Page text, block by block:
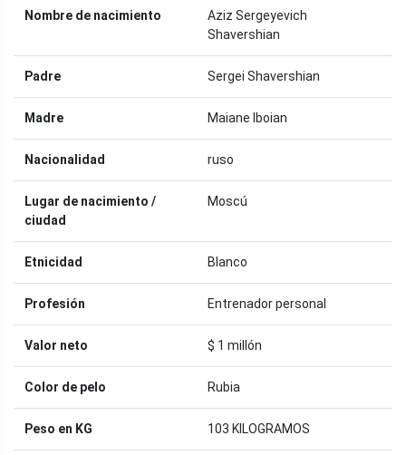
Nombre de nacimiento
Aziz Sergeyevich
Shavershian
Padre Sergei Shavershian
Madre Maiane Iboian
Nacionalidad ruso
Lugar de nacimiento /
ciudad
Moscú
Etnicidad Blanco
Profesión Entrenador personal
Valor neto $ 1 millón
Color de pelo Rubia
Peso en KG 103 KILOGRAMOS